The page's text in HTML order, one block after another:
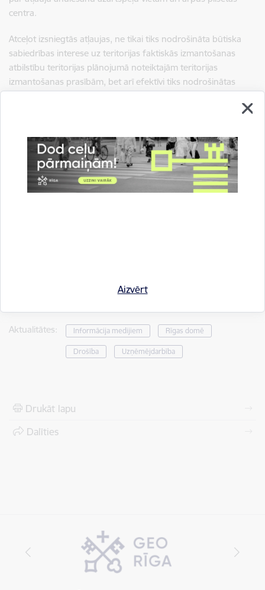
Aizvērt
centra.
Atceļot izsniegtās atļaujas, ne tikai tiks nodrošināta būtiska
sabiedrības interese uz teritorijas faktiskās izmantošanas
atbilstību teritorijas plānojumā noteiktajām teritorijas
izmantošanas prasībām, bet arī efektīvi tiks nodrošinātas
Plānots anulēt izsniegtās atļaujas gan spēļu zālēm, gan tajās
esošajām derību un totalizatoru vietām. Visvairāk atļauju – 41
– plānots anulēt uzņēmumam “Alfor” (25 spēļu zālēs), kam
seko “Olympic Casino Latvia” ar 36 atļaujām (19 spēļu zālēs),
“Joker LTD” ar 23 atļaujām (12 spēļu zālēs) un “Admirāļu
Aktualitātes: Informācija medijiem Rīgas domē
Drošība Uzņēmējdarbība
Drukāt lapu
Dalīties